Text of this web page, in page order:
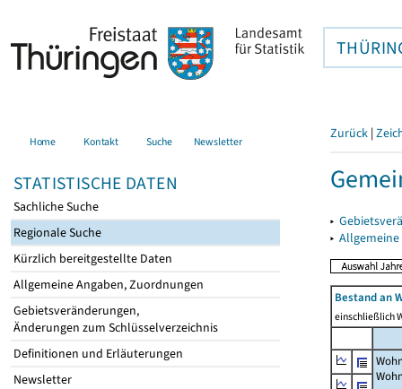
Home Kontakt Suche Newsletter
STATISTISCHE DATEN
Sachliche Suche
Regionale Suche
Kürzlich bereitgestellte Daten
Allgemeine Angaben, Zuordnungen
Gebietsveränderungen,
Änderungen zum Schlüsselverzeichnis
Definitionen und Erläuterungen
Newsletter
Zurück |
▸
▸
Bestand an
einschließlich